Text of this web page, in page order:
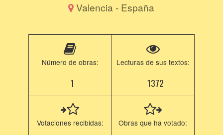
Valencia - España
Número de obras:
1
Lecturas de sus textos:
1372
Votaciones recibidas: Obras que ha votado: